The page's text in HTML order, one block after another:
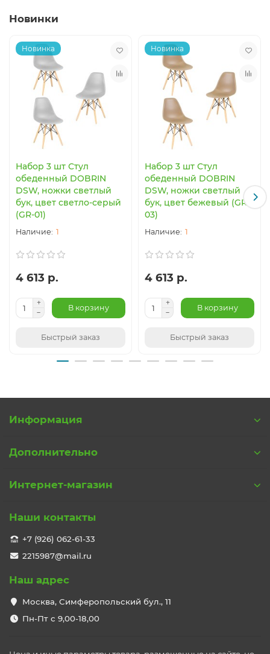
Новинки
Новинка
Набор 3 шт Стул
обеденный DOBRIN
DSW, ножки светлый
бук, цвет светло-серый
(GR-01)
1
4 613 р.
В корзину
Быстрый заказ
Новинка
Набор 3 шт Стул
обеденный DOBRIN
DSW, ножки светлый
бук, цвет бежевый (GR-
03)
1
4 613 р.
В корзину
Быстрый заказ
Информация
Дополнительно
Интернет-магазин
Наши контакты
+7 (926) 062-61-33
2215987@mail.ru
Наш адрес
Москва, Симферопольский бул., 11
Пн-Пт с 9,00-18,00